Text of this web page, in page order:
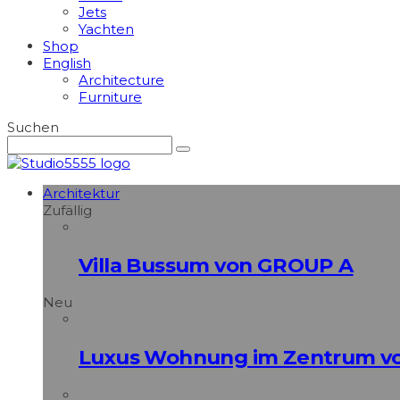
Jets
Yachten
Shop
English
Architecture
Furniture
Suchen
Architektur
Zufällig
Villa Bussum von GROUP A
Neu
Luxus Wohnung im Zentrum